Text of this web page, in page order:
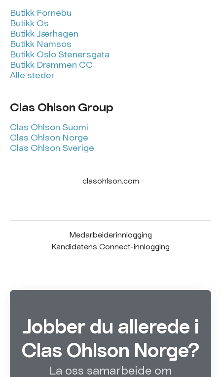
Butikk Fornebu
Butikk Os
Butikk Jærhagen
Butikk Namsos
Butikk Oslo Stenersgata
Butikk Drammen CC
Alle steder
Clas Ohlson Group
Clas Ohlson Suomi
Clas Ohlson Norge
Clas Ohlson Sverige
clasohlson.com
Medarbeiderinnlogging
Kandidatens Connect-innlogging
Jobber du allerede i
Clas Ohlson Norge?
La oss samarbeide om